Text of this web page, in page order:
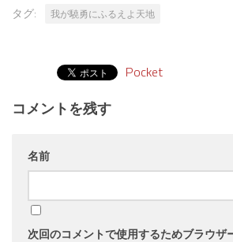
タグ: 我が驍勇にふるえよ天地
Pocket
コメントを残す
名前
次回のコメントで使用するためブラウザ